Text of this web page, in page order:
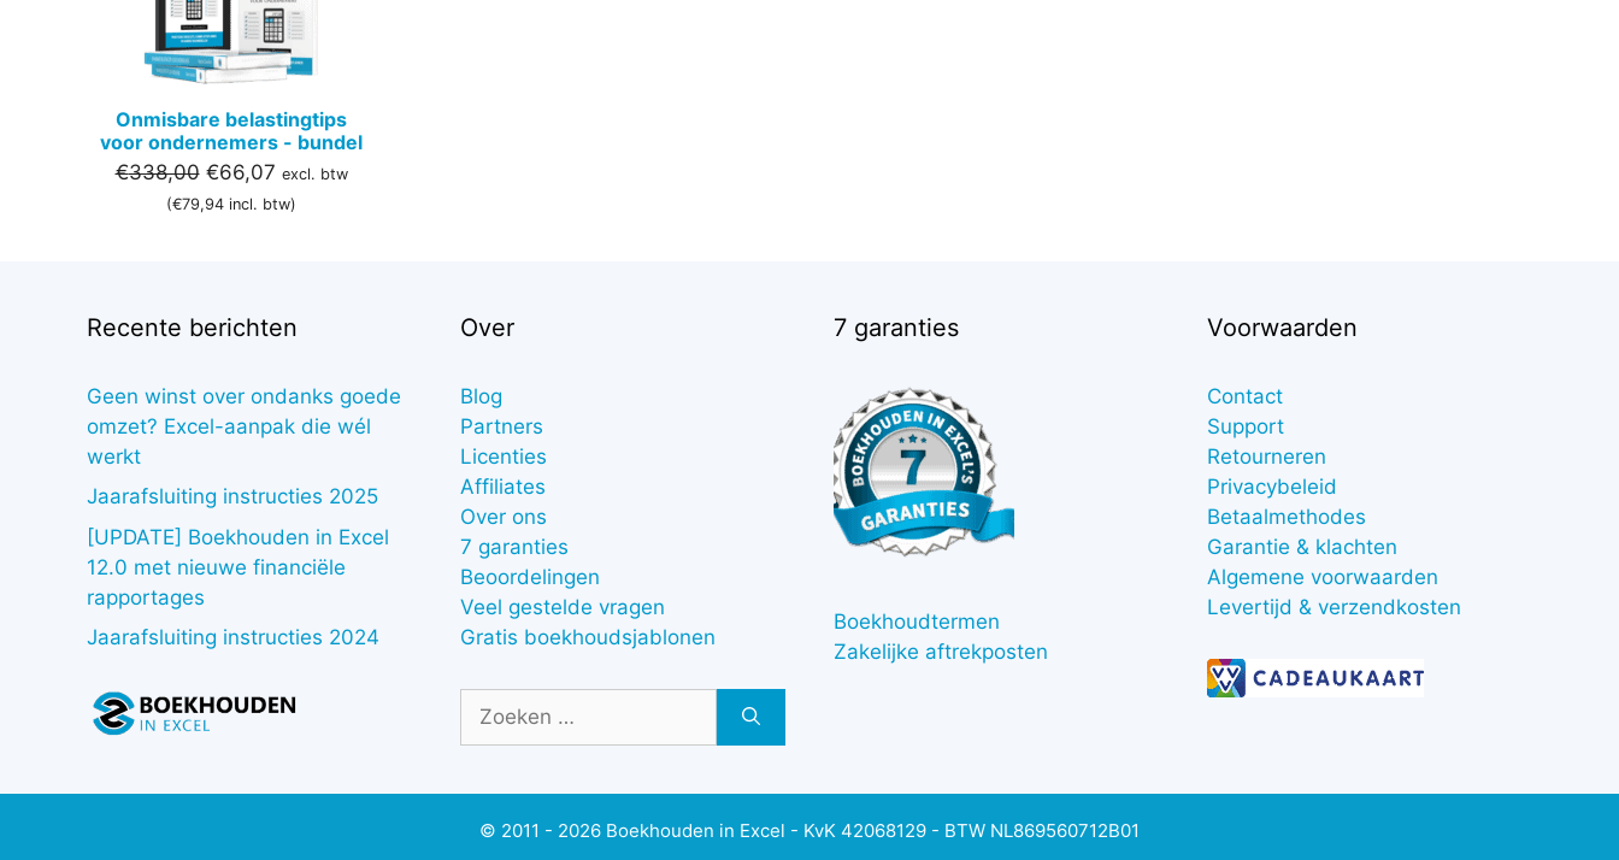
Onmisbare belastingtips
voor ondernemers - bundel
€338,00 Oorspronkelijke
prijs
€66,07Huidige
prijs
excl. btw
(€79,94 incl. btw)
Recente berichten
Geen winst over ondanks goede
omzet? Excel-aanpak die wél
werkt
Jaarafsluiting instructies 2025
[UPDATE] Boekhouden in Excel
12.0 met nieuwe financiële
rapportages
Jaarafsluiting instructies 2024
Over
Blog
Partners
Licenties
Affiliates
Over ons
7 garanties
Beoordelingen
Veel gestelde vragen
Gratis boekhoudsjablonen
naar:
7 garanties
Boekhoudtermen
Zakelijke aftrekposten
Voorwaarden
Contact
Support
Retourneren
Privacybeleid
Betaalmethodes
Garantie & klachten
Algemene voorwaarden
Levertijd & verzendkosten
© 2011 - 2026 Boekhouden in Excel - KvK 42068129 - BTW NL869560712B01